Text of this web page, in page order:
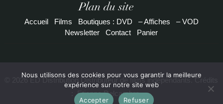
Plan du site
Accueil Films Boutiques : DVD – Affiches
– VOD
Newsletter
Contact Panier
© 2026 ED Distribution Distributeur de films indépendants. Crédits
Etienne Delcambre
Nous utilisons des cookies pour vous garantir la meilleure
expérience sur notre site web
Accepter
Refuser